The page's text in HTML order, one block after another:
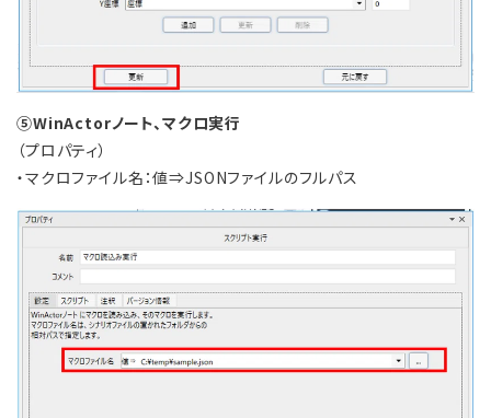
⑤WinActorノート、マクロ実行
（プロパティ）
・マクロファイル名：値⇒JSONファイルのフルパス